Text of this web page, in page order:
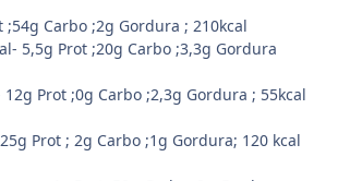
;54g Carbo ;2g Gordura ; 210kcal
5,5g Prot ;20g Carbo ;3,3g Gordura
Prot ;0g Carbo ;2,3g Gordura ; 55kcal
Prot ; 2g Carbo ;1g Gordura; 120 kcal